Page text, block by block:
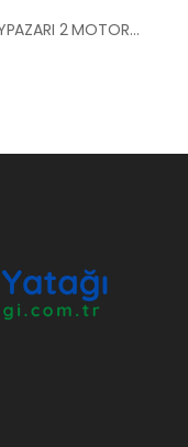
BEYPAZARI 2 MOTORLU ABS BAŞLIKLI HASTA YATAĞI